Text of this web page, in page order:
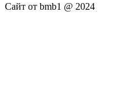
Сайт от bmb1 @ 2024